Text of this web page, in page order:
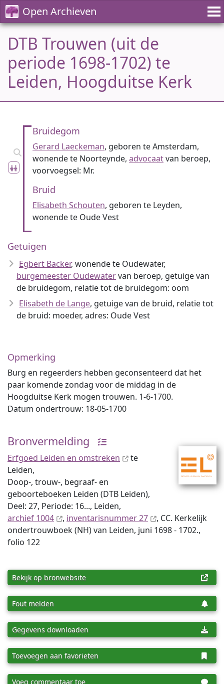
Open Archieven
DTB Trouwen (uit de
periode 1698-1702) te
Leiden, Hoogduitse Kerk
Bruidegom
Gerard Laeckeman, geboren te Amsterdam,
wonende te Noorteynde, advocaatvan beroep,
voorvoegsel: Mr.
Bruid
Elisabeth Schouten, geboren te Leyden,
wonende te Oude Vest
Getuigen
Egbert Backer, wonende te Oudewater,
burgemeester Oudewatervan beroep, getuige van
de bruidegom, relatie tot de bruidegom: oom
Elisabeth de Lange, getuige van de bruid, relatie tot
de bruid: moeder, adres: Oude Vest
Opmerking
Burg en regeerders hebben geconsenteerd dat het
paar komende zondag voor de middag in de
Hoogduitse Kerk mogen trouwen. 1-6-1700.
Datum ondertrouw: 18-05-1700
Bronvermelding
Erfgoed Leiden en omstreken
te
Leiden,
Doop-, trouw-, begraaf- en
geboorteboeken Leiden (DTB Leiden),
Deel: 27, Periode: 16..., Leiden,
archief 1004
, inventaris­num­mer 27
, CC. Kerkelijk
ondertrouwboek (NH) van Leiden, juni 1698 - 1702.,
folio 122
Bekijk op bronwebsite
Fout melden
Gegevens downloaden
Toevoegen aan favorieten
Voeg commentaar toe